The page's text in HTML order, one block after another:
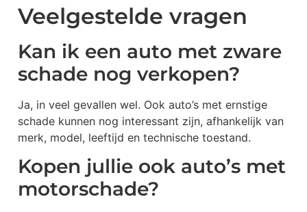
Veelgestelde vragen
Kan ik een auto met zware
schade nog verkopen?
Ja, in veel gevallen wel. Ook auto’s met ernstige
schade kunnen nog interessant zijn, afhankelijk van
merk, model, leeftijd en technische toestand.
Kopen jullie ook auto’s met
motorschade?